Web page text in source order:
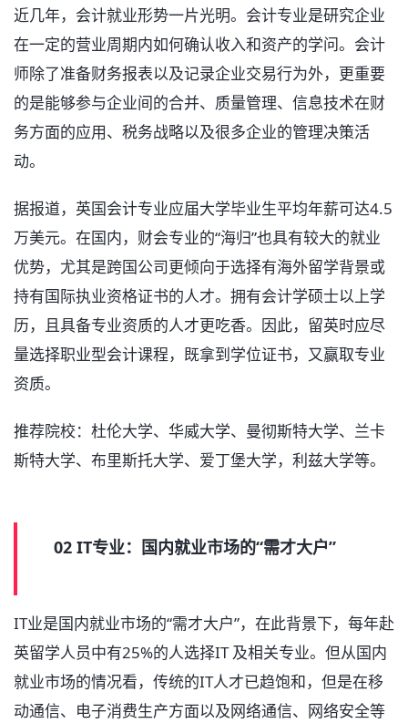
近几年，会计就业形势一片光明。会计专业是研究企业
在一定的营业周期内如何确认收入和资产的学问。会计
师除了准备财务报表以及记录企业交易行为外，更重要
的是能够参与企业间的合并、质量管理、信息技术在财
务方面的应用、税务战略以及很多企业的管理决策活
动。
据报道，英国会计专业应届大学毕业生平均年薪可达4.5
万美元。在国内，财会专业的“海归”也具有较大的就业
优势，尤其是跨国公司更倾向于选择有海外留学背景或
持有国际执业资格证书的人才。拥有会计学硕士以上学
历，且具备专业资质的人才更吃香。因此，留英时应尽
量选择职业型会计课程，既拿到学位证书，又赢取专业
资质。
推荐院校：杜伦大学、华威大学、曼彻斯特大学、兰卡
斯特大学、布里斯托大学、爱丁堡大学，利兹大学等。
02 IT专业：国内就业市场的“需才大户”
IT业是国内就业市场的“需才大户”，在此背景下，每年赴
英留学人员中有25%的人选择IT 及相关专业。但从国内
就业市场的情况看，传统的IT人才已趋饱和，但是在移
动通信、电子消费生产方面以及网络通信、网络安全等